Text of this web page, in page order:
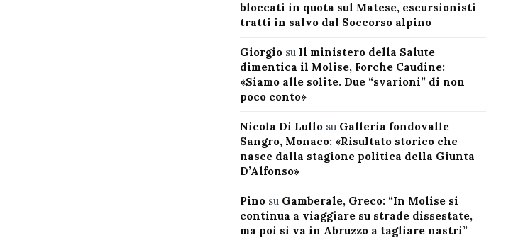
bloccati in quota sul Matese, escursionisti
tratti in salvo dal Soccorso alpino
Giorgiosu Il ministero della Salute
dimentica il Molise, Forche Caudine:
«Siamo alle solite. Due “svarioni” di non
poco conto»
Nicola Di Lullosu Galleria fondovalle
Sangro, Monaco: «Risultato storico che
nasce dalla stagione politica della Giunta
D’Alfonso»
Pinosu Gamberale, Greco: “In Molise si
continua a viaggiare su strade dissestate,
ma poi si va in Abruzzo a tagliare nastri”